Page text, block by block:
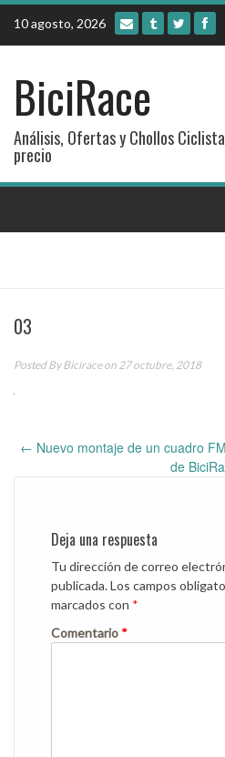
Skip
content
10 agosto, 2026
BiciRace
Análisis, Ofertas y Chollos
precio
03
Posted ByBiciraceon 27 octubre, 2018
navigation
← Nuevo montaje de un cuadro
de
Deja una respuesta
Tu dirección de correo
publicada.Los campos
marcados con *
Comentario *